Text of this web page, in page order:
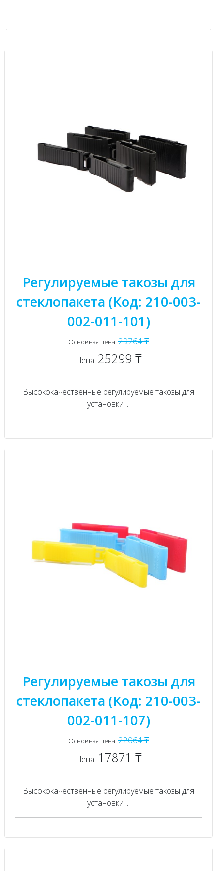
Регулируемые такозы для
стеклопакета (Код: 210-003-
002-011-101)
Основная цена: 29764 ₸
Цена: 25299 ₸
Высококачественные регулируемые такозы для
установки ...
Регулируемые такозы для
стеклопакета (Код: 210-003-
002-011-107)
Основная цена: 22064 ₸
Цена: 17871 ₸
Высококачественные регулируемые такозы для
установки ...